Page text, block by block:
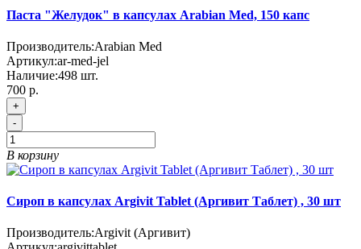
Паста "Желудок" в капсулах Arabian Med, 150 капс
Производитель:Arabian Med
Артикул:ar-med-jel
Наличие:498 шт.
700 р.
+
-
В корзину
Сироп в капсулах Argivit Tablet (Аргивит Таблет) , 30 шт
Производитель:Argivit (Аргивит)